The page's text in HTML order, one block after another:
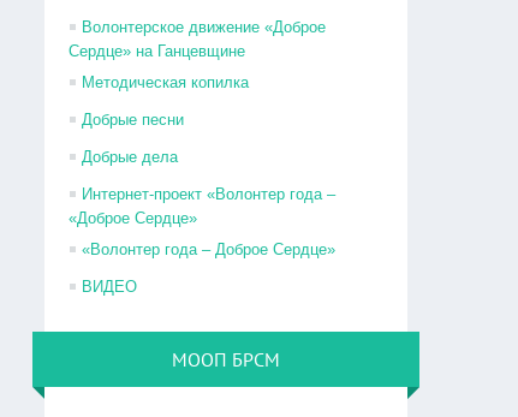
Волонтерское движение «Доброе
Сердце» на Ганцевщине
Методическая копилка
Добрые песни
Добрые дела
Интернет-проект «Волонтер года –
«Доброе Сердце»
«Волонтер года – Доброе Сердце»
ВИДЕО
МООП БРСМ